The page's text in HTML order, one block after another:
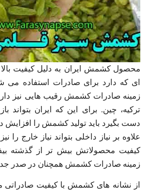
محصول کشمش ایران به دلیل کیفیت
ای که دارد برای صادرات استفاده می
زمینه صادرات کشمش رقیب هایی نیز دارد
ترکیه، چین. برای این که ایران بتواند
دست بگیرد باید تولید کشمش را افزایش
علاوه بر نیاز داخلی بتواند نیاز خارج را
کیفیت محصولاتش بیش تر از گذشته
زمینه صادرات کشمش همچنان در صدر
از نشانه های کشمش با کیفیت صادراتی